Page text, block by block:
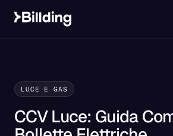
LUCE E GAS
CCV Luce: Guida